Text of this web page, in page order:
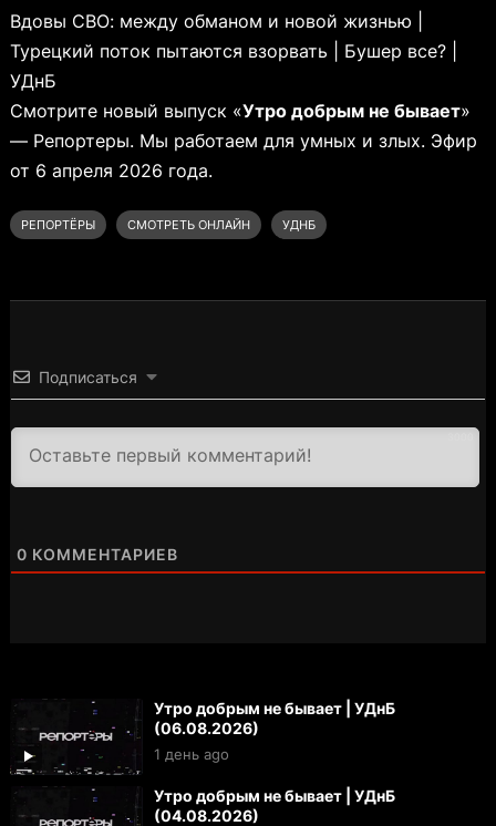
Вдовы СВО: между обманом и новой жизнью |
Турецкий поток пытаются взорвать | Бушер все? |
УДнБ
Смотрите новый выпуск «Утро добрым не бывает»
— Репортеры. Мы работаем для умных и злых. Эфир
от 6 апреля 2026 года.
РЕПОРТЁРЫ СМОТРЕТЬ ОНЛАЙН УДНБ
Подписаться
0 КОММЕНТАРИЕВ
Утро добрым не бывает | УДнБ
(06.08.2026)
1 день ago
Утро добрым не бывает | УДнБ
(04.08.2026)